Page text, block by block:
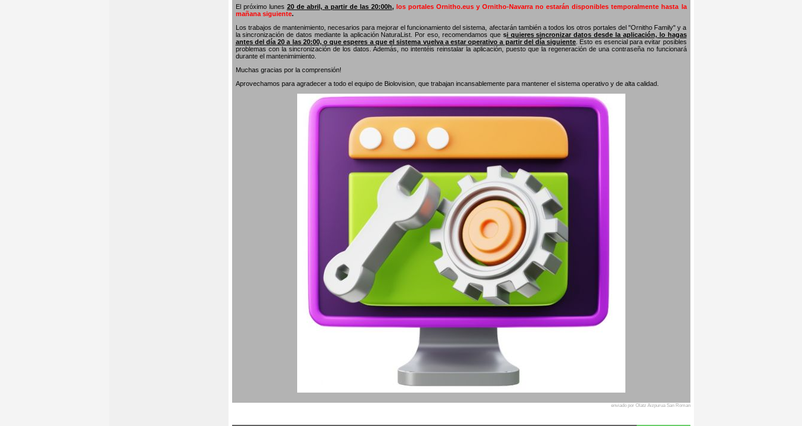
El próximo lunes 20 de abril, a partir de las 20:00h,los portales Ornitho.eus y Ornitho-Navarra no estarán disponibles temporalmente hasta la
mañana siguiente.
Los trabajos de mantenimiento, necesarios para mejorar el funcionamiento del sistema, afectarán también a todos los otros portales del "Ornitho Family" y a
la sincronización de datos mediante la aplicación NaturaList. Por eso, recomendamos que si quieres sincronizar datos desde la aplicación, lo hagas
antes del día 20 a las 20:00, o que esperes a que el sistema vuelva a estar operativo a partir del día siguiente . Esto es esencial para evitar posibles
problemas con la sincronización de los datos. Además, no intentéis reinstalar la aplicación, puesto que la regeneración de una contraseña no funcionará
durante el mantenimimiento.
Muchas gracias por la comprensión!
Aprovechamos para agradecer a todo el equipo de Biolovision, que trabajan incansablemente para mantener el sistema operativo y de alta calidad.
enviado por Olatz Aizpurua San Roman